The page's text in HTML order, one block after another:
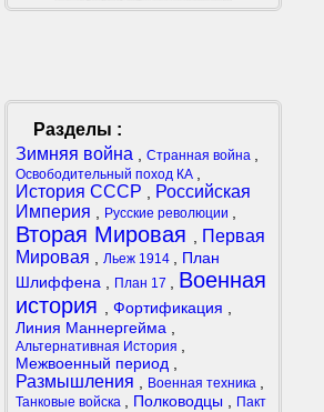
Разделы :
Зимняя война
Странная война
Освободительный поход КА
История СССР
Российская
Империя
Русские революции
Вторая Мировая
Первая
Мировая
Льеж 1914
План
Шлиффена
План 17
Военная
история
Фортификация
Линия Маннергейма
Альтернативная История
Межвоенный период
Размышления Военная техника
Танковые войска Полководцы Пакт